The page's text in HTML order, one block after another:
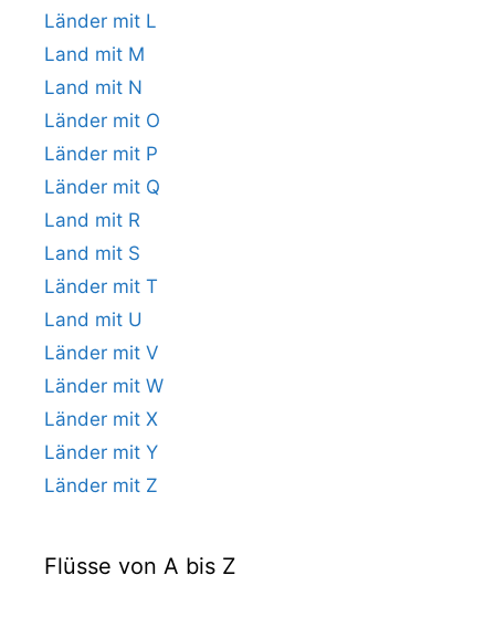
Länder mit L
Land mit M
Land mit N
Länder mit O
Länder mit P
Länder mit Q
Land mit R
Land mit S
Länder mit T
Land mit U
Länder mit V
Länder mit W
Länder mit X
Länder mit Y
Länder mit Z
Flüsse von A bis Z